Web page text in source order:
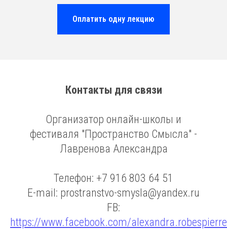
Оплатить одну лекцию
Контакты для связи
Организатор онлайн-школы и
фестиваля "Пространство Смысла" -
Лавренова Александра
Телефон: +7 916 803 64 51
E-mail: prostranstvo-smysla@yandex.ru
FB:
https://www.facebook.com/alexandra.robespierre